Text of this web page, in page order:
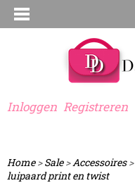
Inloggen Registreren
Home>Sale>Accessoires>
luipaard print en twist